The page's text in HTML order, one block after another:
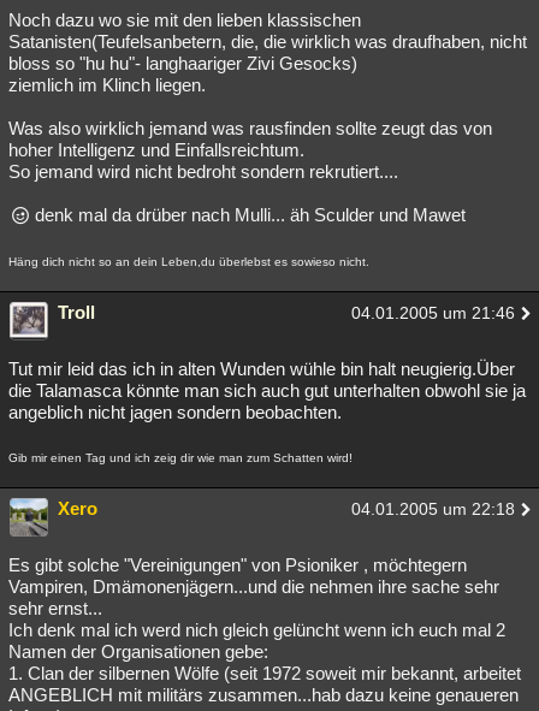
Noch dazu wo sie mit den lieben klassischen
Satanisten(Teufelsanbetern, die, die wirklich was draufhaben, nicht
bloss so "hu hu"- langhaariger Zivi Gesocks)
ziemlich im Klinch liegen.
Was also wirklich jemand was rausfinden sollte zeugt das von
hoher Intelligenz und Einfallsreichtum.
So jemand wird nicht bedroht sondern rekrutiert....
denk mal da drüber nach Mulli... äh Sculder und Mawet
Häng dich nicht so an dein Leben,du überlebst es sowieso nicht.
Troll 04.01.2005 um 21:46
Tut mir leid das ich in alten Wunden wühle bin halt neugierig.Über
die Talamasca könnte man sich auch gut unterhalten obwohl sie ja
angeblich nicht jagen sondern beobachten.
Gib mir einen Tag und ich zeig dir wie man zum Schatten wird!
Xero 04.01.2005 um 22:18
Es gibt solche "Vereinigungen" von Psioniker , möchtegern
Vampiren, Dmämonenjägern...und die nehmen ihre sache sehr
sehr ernst...
Ich denk mal ich werd nich gleich gelüncht wenn ich euch mal 2
Namen der Organisationen gebe:
1. Clan der silbernen Wölfe (seit 1972 soweit mir bekannt, arbeitet
ANGEBLICH mit militärs zusammen...hab dazu keine genaueren